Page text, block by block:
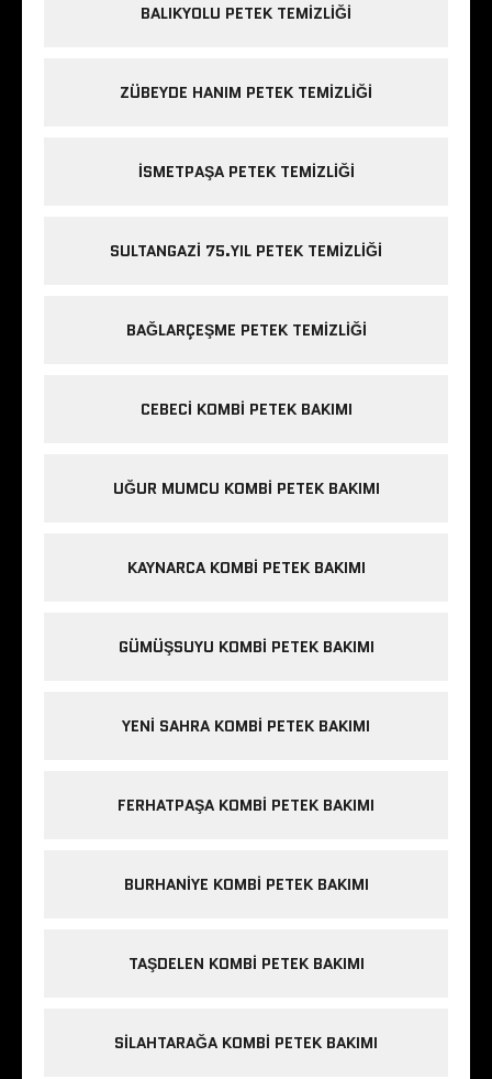
BALIKYOLU PETEK TEMIZLIĞI
ZÜBEYDE HANIM PETEK TEMIZLIĞI
ISMETPAŞA PETEK TEMIZLIĞI
SULTANGAZI 75.YIL PETEK TEMIZLIĞI
BAĞLARÇEŞME PETEK TEMIZLIĞI
CEBECI KOMBI PETEK BAKIMI
UĞUR MUMCU KOMBI PETEK BAKIMI
KAYNARCA KOMBI PETEK BAKIMI
GÜMÜŞSUYU KOMBI PETEK BAKIMI
YENI SAHRA KOMBI PETEK BAKIMI
FERHATPAŞA KOMBI PETEK BAKIMI
BURHANIYE KOMBI PETEK BAKIMI
TAŞDELEN KOMBI PETEK BAKIMI
SILAHTARAĞA KOMBI PETEK BAKIMI